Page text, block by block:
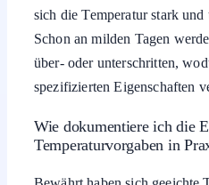
sich die Temperatur stark
Schon an milden Tagen
über- oder unterschritten,
spezifizierten Eigenschaften
Wie dokumentiere ich die
Temperaturvorgaben in